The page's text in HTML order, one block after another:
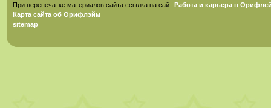
При перепечатке материалов сайта ссылка на сайт Работа и карьера в
Карта сайта об Орифлэйм
sitemap